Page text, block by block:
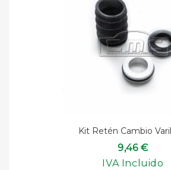
Kit Retén Cambio
9,46 €
IVA Incluido